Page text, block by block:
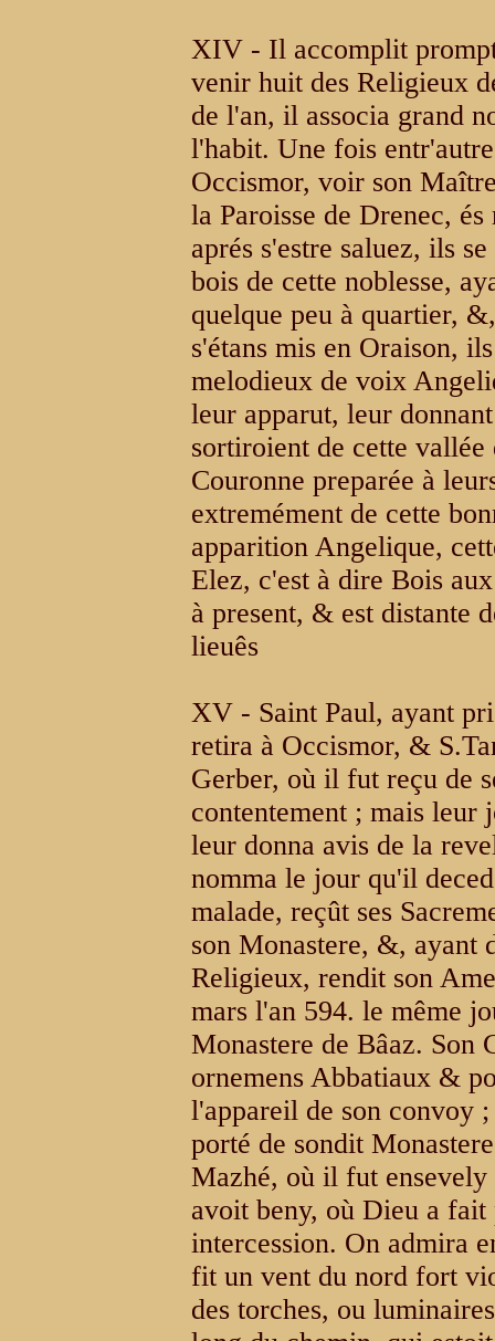
XIV - Il accomplit
venir huit des Religieux
de l'an, il associa grand
l'habit. Une fois
Occismor, voir son
la Paroisse de Drenec,
aprés s'estre saluez, ils
bois de cette noblesse,
quelque peu à quartier,
s'étans mis en Oraison,
melodieux de voix
leur apparut, leur
sortiroient de cette
Couronne preparée à
extremément de cette
apparition Angelique,
Elez, c'est à dire Bois
à present, & est distante
lieuês
XV - Saint Paul, ayant
retira à Occismor, &
Gerber, où il fut reçu de
contentement ; mais leur
leur donna avis de la
nomma le jour qu'il
malade, reçût ses
son Monastere, &, ayant
Religieux, rendit son
mars l'an 594. le même
Monastere de Bâaz. Son
ornemens Abbatiaux &
l'appareil de son convoy
porté de sondit
Mazhé, où il fut ensevely
avoit beny, où Dieu a
intercession. On admira
fit un vent du nord fort
des torches, ou